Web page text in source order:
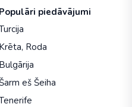
Populāri piedāvājumi
Krēta, Roda
Bulgārija
eš Šeiha